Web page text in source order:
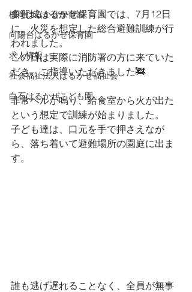
榴岡はるかぜ保育園
向陽台はるかぜ保育園
求人情報
社会福祉法人はるかぜ福祉会
白石はるかぜこども園
多賀城はるかぜ保育園では、7月12日
に、火災を想定した総合避難訓練が行
われました。
この日は実際に消防署の方に来ていた
だき、ご指導いただきました🚒
非常ベルが鳴り、給食室から火が出た
という想定で訓練が始まりました。
子ども達は、口元を手で押さえなが
ら、落ち着いて避難場所の園庭に出ま
す。
誰も逃げ遅れることなく、全員が無事